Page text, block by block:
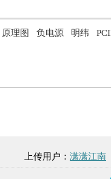
原理图 负电源 明纬
上传用户： 潇潇江南